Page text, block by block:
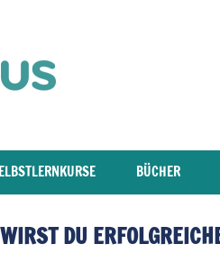
Wissen
BÜCHER
DU